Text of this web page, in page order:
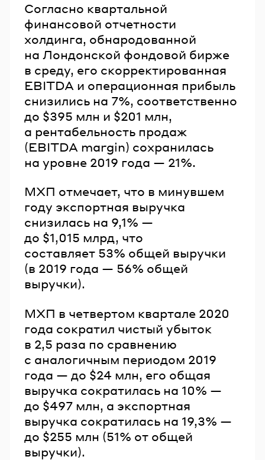
Согласно квартальной
финансовой отчетности
холдинга, обнародованной
на Лондонской фондовой бирже
в среду, его скорректированная
EBITDA и операционная прибыль
снизились на 7%, соответственно
до $395 млн и $201 млн,
а рентабельность продаж
(EBITDA margin) сохранилась
на уровне 2019 года — 21%.
МХП отмечает, что в минувшем
году экспортная выручка
снизилась на 9,1% —
до $1,015 млрд, что
составляет 53% общей выручки
(в 2019 года — 56% общей
выручки).
МХП в четвертом квартале 2020
года сократил чистый убыток
в 2,5 раза по сравнению
с аналогичным периодом 2019
года — до $24 млн, его общая
выручка сократилась на 10% —
до $497 млн, а экспортная
выручка сократилась на 19,3% —
до $255 млн (51% от общей
выручки).